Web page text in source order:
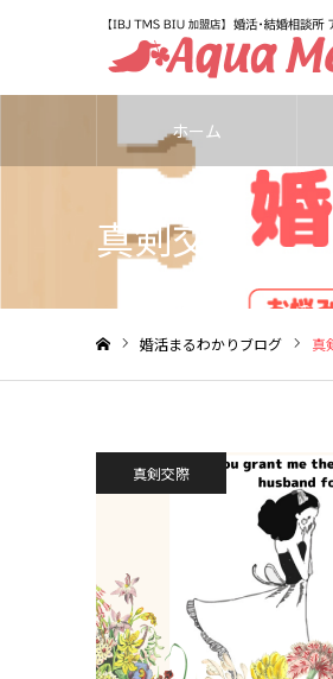
ホーム
真剣交際
婚活まるわかりブログ 真
真剣交際